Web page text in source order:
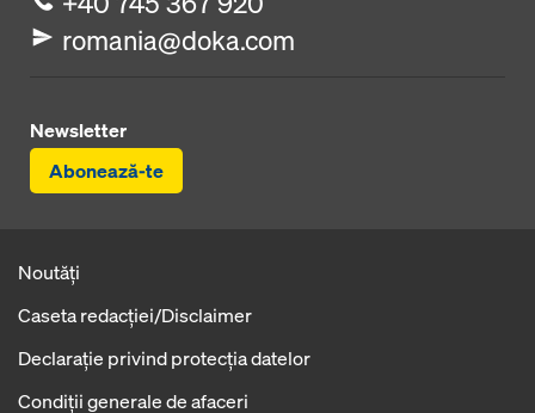
romania@doka.com
Newsletter
Abonează-te
Noutăți
Caseta redacţiei/Disclaimer
Declaraţie privind protecţia datelor
Condiţii generale de afaceri